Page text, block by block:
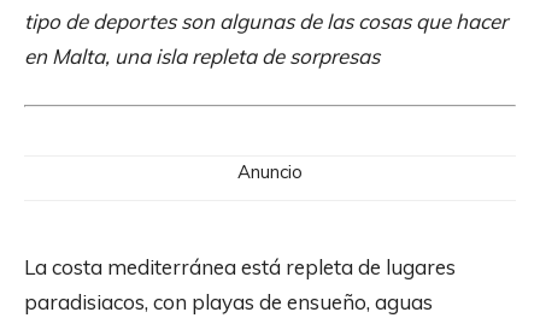
tipo de deportes son algunas de las cosas que hacer
en Malta, una isla repleta de sorpresas
Anuncio
La costa mediterránea está repleta de lugares
paradisiacos, con playas de ensueño, aguas